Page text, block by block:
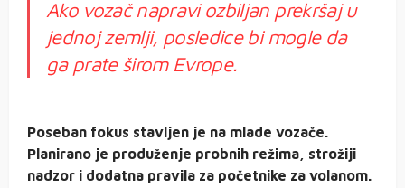
Ako vozač napravi ozbiljan prekršaj u
jednoj zemlji, posledice bi mogle da
ga prate širom Evrope.
Poseban fokus stavljen je na mlade vozače.
Planirano je produženje probnih režima, strožiji
nadzor i dodatna pravila za početnike za volanom.